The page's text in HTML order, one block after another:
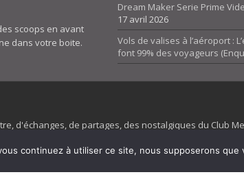
scoops en avant
dans votre boite.
Dream Maker Serie Prime
17 avril 2026
Vols de valises à l’aéroport :
font 99% des voyageurs
d'échanges, de partages, des nostalgiques du Club
et la marque citée est la propriété de son
sont la propriétés de la marque Club Med, Tous
continuez à utiliser ce site, nous supposerons que